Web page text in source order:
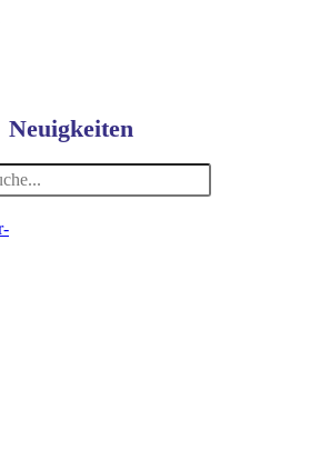
Neuigkeiten